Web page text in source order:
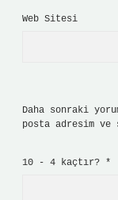
Web Sitesi
Daha sonraki
posta adresim
10 - 4 kaçtır? *